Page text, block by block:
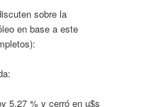
sobre la
en base a este
5,27 % y cerró en u$s